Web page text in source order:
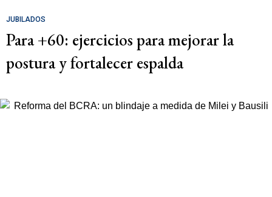
JUBILADOS
Para +60: ejercicios para mejorar la
postura y fortalecer espalda